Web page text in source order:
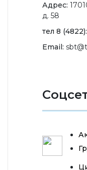
Адрес:
д. 58
тел 8 (4822):
Email: